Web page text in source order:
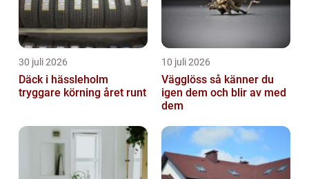
30 juli 2026
Däck i hässleholm
tryggare körning året runt
10 juli 2026
Vägglöss så känner du
igen dem och blir av med
dem